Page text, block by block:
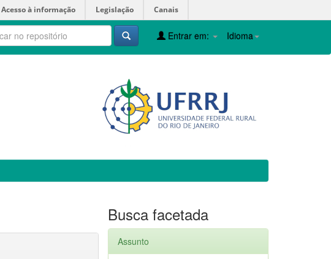
Acesso à informação Legislação Canais
Idioma
Entrar em:
Busca facetada
Assunto